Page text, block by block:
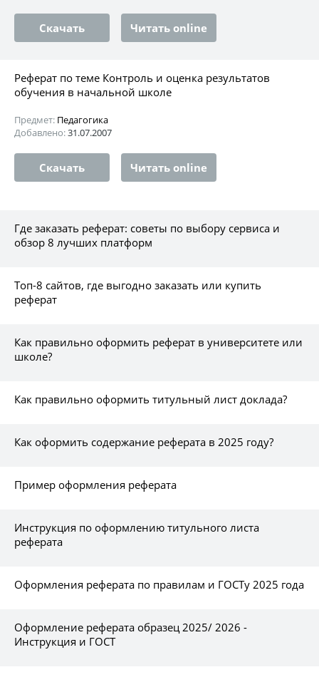
Скачать Читать online
Реферат по теме Контроль и оценка результатов
обучения в начальной школе
Предмет: Педагогика
Добавлено:31.07.2007
Скачать Читать online
Где заказать реферат: советы по выбору сервиса и
обзор 8 лучших платформ
Топ-8 сайтов, где выгодно заказать или купить
реферат
Как правильно оформить реферат в университете или
школе?
Как правильно оформить титульный лист доклада?
Как оформить содержание реферата в 2025 году?
Пример оформления реферата
Инструкция по оформлению титульного листа
реферата
Оформления реферата по правилам и ГОСТу 2025 года
Оформление реферата образец 2025/ 2026 -
Инструкция и ГОСТ